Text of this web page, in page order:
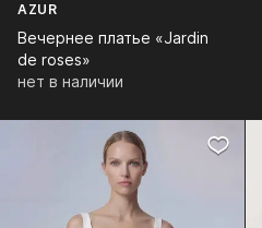
AZUR
Вечернее платье «Jardin
de roses»
нет в наличии